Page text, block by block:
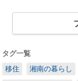
タグ一覧
移住
湘南の暮らし